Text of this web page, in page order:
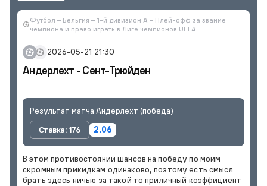
Футбол – Бельгия – 1-й дивизион A – Плей-офф за звание
чемпиона и право играть в Лиге чемпионов UEFA
2026-05-21 21:30
Андерлехт - Сент-Трюйден
Результат матча Андерлехт (победа)
Ставка: 176
2.06
В этом противостоянии шансов на победу по моим
скромным прикидкам одинаково, поэтому есть смысл
брать здесь ничью за такой то приличный коэффициент